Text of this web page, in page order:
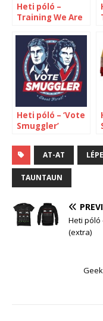
Heti póló –
Training We Are
Heti póló – ‘Vote
Smuggler’
AT-AT
TAUNTAUN
Heti póló
(extra)